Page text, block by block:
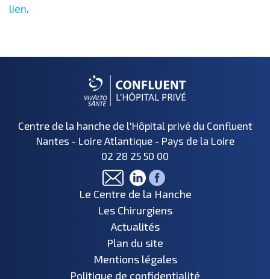
lien.
Centre de la hanche de l'Hôpital privé du Confluent
Nantes - Loire Atlantique - Pays de la Loire
02 28 25 50 00
Le Centre de la Hanche
Les Chirurgiens
Actualités
Plan du site
Mentions légales
Politique de confidentialité